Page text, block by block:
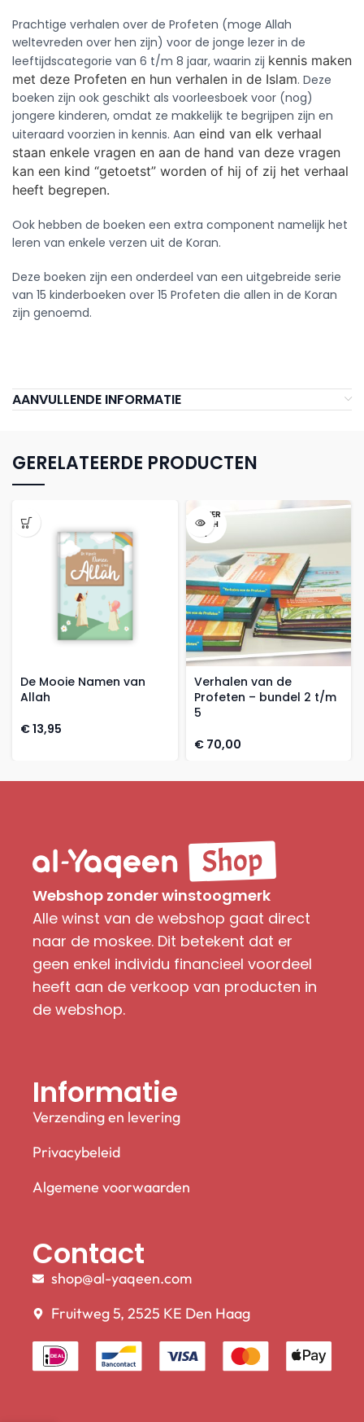
Prachtige verhalen over de Profeten (moge Allah
weltevreden over hen zijn) voor de jonge lezer in de
leeftijdscategorie van 6 t/m 8 jaar, waarin zij kennis maken
met deze Profeten en hun verhalen in de Islam. Deze
boeken zijn ook geschikt als voorleesboek voor (nog)
jongere kinderen, omdat ze makkelijk te begrijpen zijn en
uiteraard voorzien in kennis. Aan eind van elk verhaal
staan enkele vragen en aan de hand van deze vragen
kan een kind “getoetst” worden of hij of zij het verhaal
heeft begrepen.
Ook hebben de boeken een extra component namelijk het
leren van enkele verzen uit de Koran.
Deze boeken zijn een onderdeel van een uitgebreide serie
van 15 kinderboeken over 15 Profeten die allen in de Koran
zijn genoemd.
AANVULLENDE INFORMATIE
GERELATEERDE PRODUCTEN
De Mooie Namen van
Allah
€13,95
UITVER
KOCH
T
Verhalen van de
Profeten – bundel 2 t/m
5
€70,00
Webshop zonder winstoogmerk
Alle winst van de webshop gaat direct
naar de moskee. Dit betekent dat er
geen enkel individu financieel voordeel
heeft aan de verkoop van producten in
de webshop.
Informatie
Verzending en levering
Privacybeleid
Algemene voorwaarden
Contact
shop@al-yaqeen.com
Fruitweg 5, 2525 KE Den Haag